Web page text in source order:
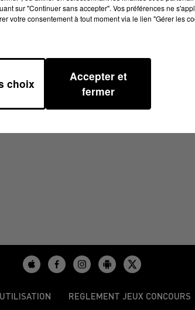
REGLEMENT JEUX CONCOURS
sur "Continuer sans accepter". Vos préférences ne
votre consentement à tout moment via le lien "Gérer les
choix
Accepter et
fermer